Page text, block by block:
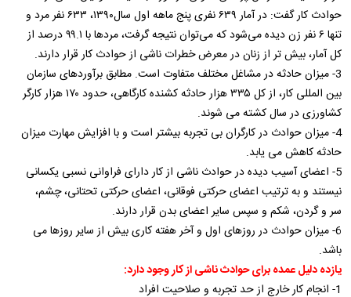
حوادث کار گفت: در آمار ۶۳۹ نفری پنج ماهه اول سال۱۳۹۰، ۶۳۳ نفر مرد و
تنها ۶ نفر زن دیده می‌شود که می‌توان نتیجه گرفت، مردها با ۹۹.۱ درصد از
کل آمار، بیش تر از زنان در معرض خطرات ناشی از حوادث کار قرار دارند.
3- میزان حادثه در مشاغل مختلف متفاوت است. مطابق برآوردهای سازمان
بین المللی کار، از کل ۳۳۵ هزار حادثه کشنده کارگاهی، حدود ۱۷۰ هزار کارگر
کشاورزی در سال کشته می شوند.
4- میزان حوادث در کارگران بی تجربه بیشتر است و با افزایش مهارت میزان
حادثه کاهش می یابد.
5- اعضای آسیب دیده در حوادث ناشی از کار دارای فراوانی نسبی یکسانی
نیستند و به ترتیب اعضای حرکتی فوقانی، اعضای حرکتی تحتانی، چشم،
سر و گردن، شکم و سپس سایر اعضای بدن قرار دارند.
6- میزان حوادث در روزهای اول و آخر هفته کاری بیش از سایر روزها می
باشد.
یازده دلیل عمده برای حوادث ناشی از کار وجود دارد:
1- انجام کار خارج از حد تجربه و صلاحیت افراد